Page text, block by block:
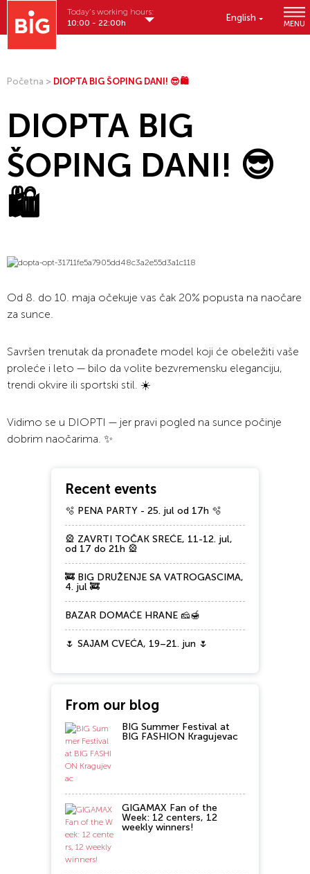
English
MENU
Today's working hours:
10:00 - 22:00h
Početna > DIOPTA BIG ŠOPING DANI! 😎🛍️
DIOPTA BIG
ŠOPING DANI! 😎
🛍️
Od 8. do 10. maja očekuje vas čak 20% popusta na naočare
za sunce.
Savršen trenutak da pronađete model koji će obeležiti vaše
proleće i leto — bilo da volite bezvremensku eleganciju,
trendi okvire ili sportski stil. ☀️
Vidimo se u DIOPTI — jer pravi pogled na sunce počinje
dobrim naočarima. ✨
Recent events
🫧 PENA PARTY - 25. jul od 17h 🫧
🎡 ZAVRTI TOČAK SREĆE, 11-12. jul,
od 17 do 21h 🎡
🚒 BIG DRUŽENJE SA VATROGASCIMA,
4. jul 🚒
BAZAR DOMAĆE HRANE 🧀🍯
🌷 SAJAM CVEĆA, 19–21. jun 🌷
From our blog
BIG Summer Festival at
BIG FASHION Kragujevac
GIGAMAX Fan of the
Week: 12 centers, 12
weekly winners!